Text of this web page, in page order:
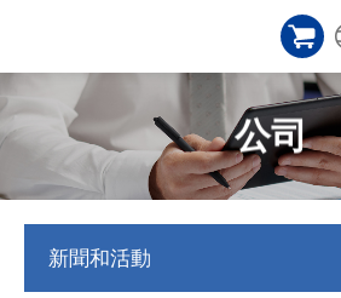
公司
新聞和活動